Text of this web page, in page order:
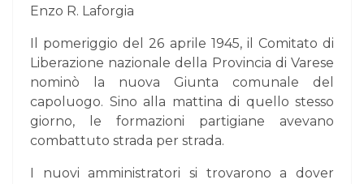
Enzo R. Laforgia
Il pomeriggio del 26 aprile 1945, il Comitato di
Liberazione nazionale della Provincia di Varese
nominò la nuova Giunta comunale del
capoluogo. Sino alla mattina di quello stesso
giorno, le formazioni partigiane avevano
combattuto strada per strada.
I nuovi amministratori si trovarono a dover